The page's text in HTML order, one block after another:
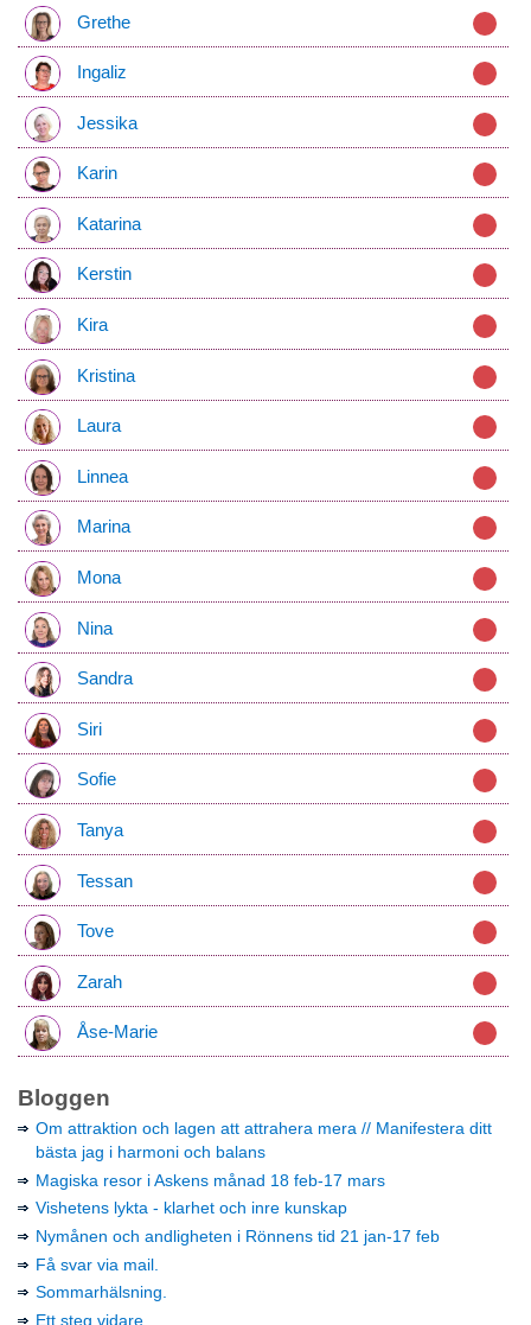
Grethe
Ingaliz
Jessika
Karin
Katarina
Kerstin
Kira
Kristina
Laura
Linnea
Marina
Mona
Nina
Sandra
Siri
Sofie
Tanya
Tessan
Tove
Zarah
Åse-Marie
Bloggen
Om attraktion och lagen att attrahera mera // Manifestera ditt
bästa jag i harmoni och balans
Magiska resor i Askens månad 18 feb-17 mars
Vishetens lykta - klarhet och inre kunskap
Nymånen och andligheten i Rönnens tid 21 jan-17 feb
Få svar via mail.
Sommarhälsning.
Ett steg vidare.